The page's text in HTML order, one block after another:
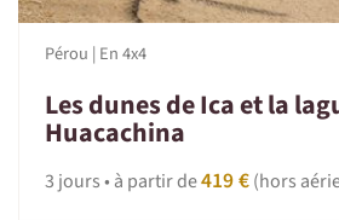
Pérou | En 4x4
Les dunes de Ica et la
Huacachina
3 jours • à partir de419 €(hors